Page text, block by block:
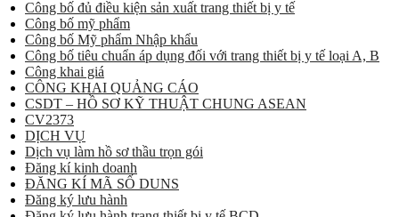
Công bố đủ điều kiện sản xuất trang thiết bị y tế
Công bố mỹ phẩm
Công bố Mỹ phẩm Nhập khẩu
Công bố tiêu chuẩn áp dụng đối với trang thiết bị y tế loại A, B
Công khai giá
CÔNG KHAI QUẢNG CÁO
CSDT – HỒ SƠ KỸ THUẬT CHUNG ASEAN
CV2373
DỊCH VỤ
Dịch vụ làm hồ sơ thầu trọn gói
Đăng kí kinh doanh
ĐĂNG KÍ MÃ SỐ DUNS
Đăng ký lưu hành